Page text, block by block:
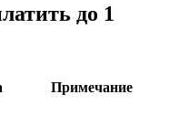
до 1
Примечание